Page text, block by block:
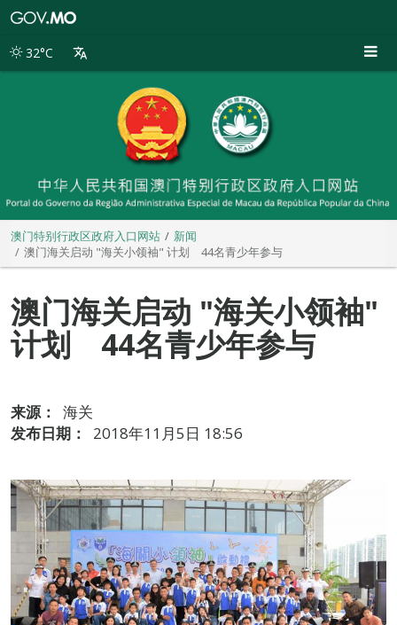
别
32°C
澳门特别行政区政府入口网站
新闻
澳门海关启动 "海关小领袖" 计划 44名青少年参与
澳门海关启动 "海关小领袖"
计划 44名青少年参与
来源：
海关
发布日期：
2018年11月5日 18:56